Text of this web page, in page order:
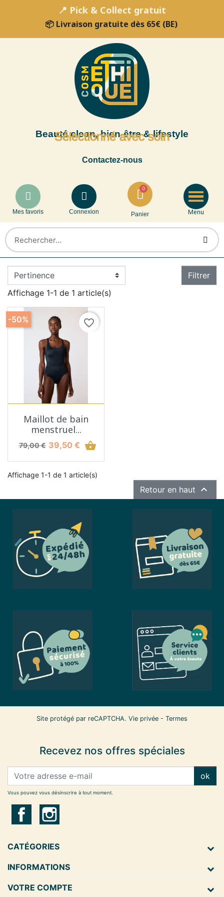
📍 Pick & Collect gratuit
📦 Livraison gratuite dès 65€ (BE)
Beauté clean, bien-être & lifestyle
Sélectionné avec soin
Contactez-nous
Mes favoris Connexion Panier Menu
Filtrer
Affichage 1-1 de 1 article(s)
favorite_border
Maillot de bain
menstruel...
Prix de base
79,00 € Prix
39,50 € shopping_basket
-50%
Affichage 1-1 de 1 article(s)
Retour en haut 
Site protégé par reCAPTCHA. Vie privée - Termes
Recevez nos offres spéciales
ok
Vous pouvez vous désinscrire à tout moment.
CATÉGORIES
INFORMATIONS
VOTRE COMPTE